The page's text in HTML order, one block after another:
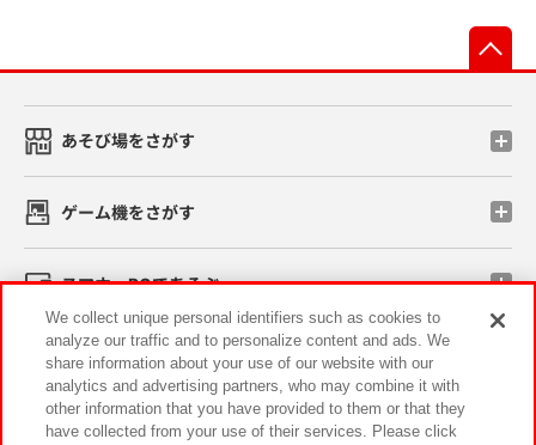
あそび場をさがす
ゲーム機をさがす
スマホ・PCであそぶ
イベント・キャンペーン
We collect unique personal identifiers such as cookies to
analyze our traffic and to personalize content and ads. We
share information about your use of our website with our
analytics and advertising partners, who may combine it with
other information that you have provided to them or that they
have collected from your use of their services. Please click